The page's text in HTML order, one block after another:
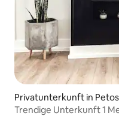
Privatunterkunft in
Trendige Unterkunft 1